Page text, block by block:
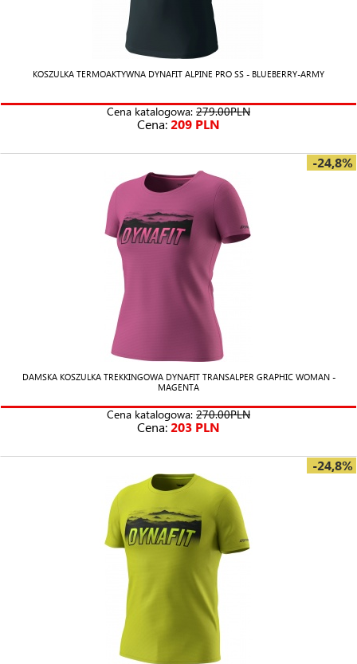
KOSZULKA TERMOAKTYWNA DYNAFIT ALPINE PRO SS - BLUEBERRY-ARMY
Cena katalogowa: 279.00PLN
Cena:209 PLN
-24,8%
DAMSKA KOSZULKA TREKKINGOWA DYNAFIT TRANSALPER GRAPHIC WOMAN -
MAGENTA
Cena katalogowa: 270.00PLN
Cena:203 PLN
-24,8%